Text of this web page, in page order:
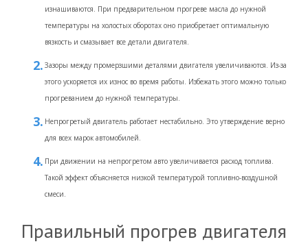
изнашиваются. При предварительном прогреве масла до нужной
температуры на холостых оборотах оно приобретает оптимальную
вязкость и смазывает все детали двигателя.
Зазоры между промерзшими деталями двигателя увеличиваются. Из-за
этого ускоряется их износ во время работы. Избежать этого можно только
прогреванием до нужной температуры.
Непрогретый двигатель работает нестабильно. Это утверждение верно
для всех марок автомобилей.
При движении на непрогретом авто увеличивается расход топлива.
Такой эффект объясняется низкой температурой топливно-воздушной
смеси.
Правильный прогрев двигателя